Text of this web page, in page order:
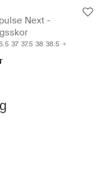
Next -
37 37.5 38 38.5